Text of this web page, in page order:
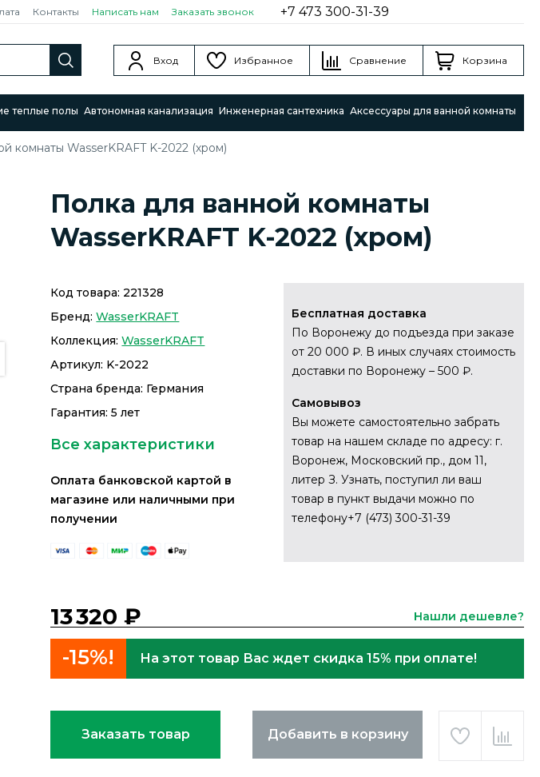
Контакты Написать нам Заказать звонок +7 473 300-31-39
Вход Избранное Сравнение Корзина
теплые полы Автономная канализация Инженерная сантехника Аксессуары для ванной комнаты
комнаты WasserKRAFT K-2022 (хром)
Полка для ванной комнаты
WasserKRAFT K-2022 (хром)
Код товара: 221328
Бренд:WasserKRAFT
Коллекция:WasserKRAFT
Артикул: K-2022
Страна бренда: Германия
Гарантия: 5 лет
Все характеристики
Оплата банковской картой в
магазине или наличными при
получении
Бесплатная доставка
По Воронежу до подъезда при заказе
от 20 000 ₽. В иных случаях стоимость
доставки по Воронежу – 500 ₽.
Самовывоз
Вы можете самостоятельно забрать
товар на нашем складе по адресу: г.
Воронеж, Московский пр., дом 11,
литер З. Узнать, поступил ли ваш
товар в пункт выдачи можно по
телефону+7 (473) 300-31-39
13 320 ₽ Нашли дешевле?
-15%! На этот товар Вас ждет скидка 15% при оплате!
Заказать товар Добавить в корзину